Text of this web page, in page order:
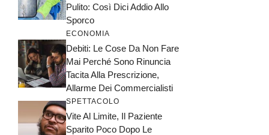
Pulito: Così Dici Addio Allo
Sporco
ECONOMIA
Debiti: Le Cose Da Non Fare
Mai Perché Sono Rinuncia
Tacita Alla Prescrizione,
Allarme Dei Commercialisti
SPETTACOLO
Vite Al Limite, Il Paziente
Sparito Poco Dopo Le